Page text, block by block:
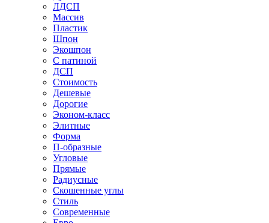
ЛДСП
Массив
Пластик
Шпон
Экошпон
С патиной
ДСП
Стоимость
Дешевые
Дорогие
Эконом-класс
Элитные
Форма
П-образные
Угловые
Прямые
Радиусные
Скошенные углы
Стиль
Современные